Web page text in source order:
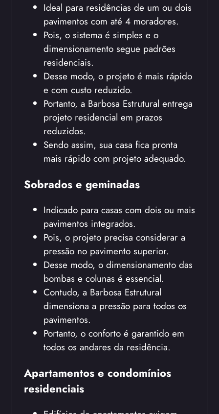
Ideal para residências de um ou dois
pavimentos com até 4 moradores.
Pois, o sistema é simples e o
dimensionamento segue padrões
residenciais.
Desse modo, o projeto é mais rápido
e com custo reduzido.
Portanto, a Barbosa Estrutural entrega
projeto residencial em prazos
reduzidos.
Sendo assim, sua casa fica pronta
mais rápido com projeto adequado.
Sobrados e geminadas
Indicado para casas com dois ou mais
pavimentos integrados.
Pois, o projeto precisa considerar a
pressão no pavimento superior.
Desse modo, o dimensionamento das
bombas e colunas é essencial.
Contudo, a Barbosa Estrutural
dimensiona a pressão para todos os
pavimentos.
Portanto, o conforto é garantido em
todos os andares da residência.
Apartamentos e condomínios
residenciais